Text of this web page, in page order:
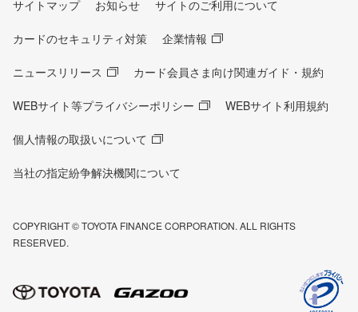
サイトマップ お知らせ サイトのご利用について
カードのセキュリティ対策 企業情報
ニュースリリース カード会員さま向け関連ガイド・規約
WEBサイト等プライバシーポリシー WEBサイト利用規約
個人情報の取扱いについて
当社の指定紛争解決機関について
COPYRIGHT © TOYOTA FINANCE CORPORATION. ALL RIGHTS
RESERVED.